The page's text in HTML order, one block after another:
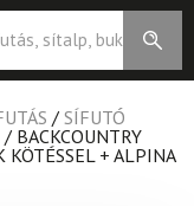
/ SÍFUTÓ
/ BACKCOUNTRY
KÖTÉSSEL + ALPINA